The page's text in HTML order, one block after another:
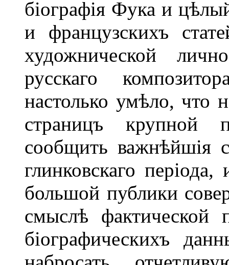
біографія Фука и
и французскихъ
художнической
русскаго
настолько умѣло, что
страницъ крупной
сообщить важнѣйшія
глинковскаго
большой публики
смыслѣ фактической
біографическихъ